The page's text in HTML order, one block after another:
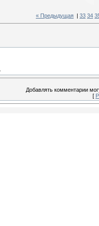
« Предыдущая 33 34
Добавлять комментарии
[